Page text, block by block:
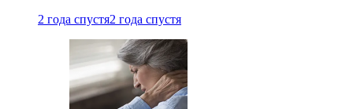
2 года спустя2 года спустя